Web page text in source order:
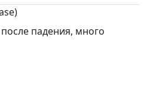
падения, много